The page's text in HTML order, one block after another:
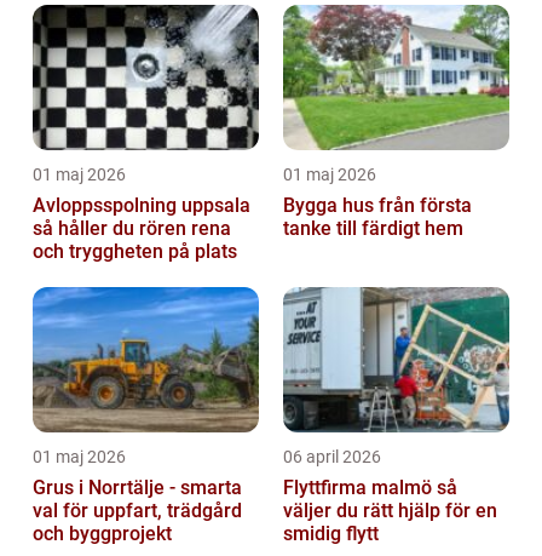
01 maj 2026
Avloppsspolning uppsala
så håller du rören rena
och tryggheten på plats
01 maj 2026
Bygga hus från första
tanke till färdigt hem
01 maj 2026
Grus i Norrtälje - smarta
val för uppfart, trädgård
och byggprojekt
06 april 2026
Flyttfirma malmö så
väljer du rätt hjälp för en
smidig flytt